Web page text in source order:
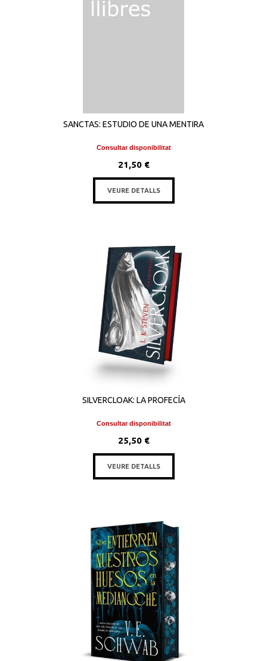
SANCTAS: ESTUDIO DE UNA MENTIRA
Consultar disponibilitat
21,50 €
VEURE DETALLS
SILVERCLOAK: LA PROFECÍA
Consultar disponibilitat
25,50 €
VEURE DETALLS